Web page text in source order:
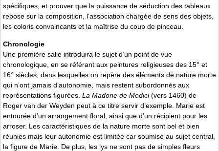
spécifiques, et prouver que la puissance de séduction des tableaux
repose sur la composition, l’association chargée de sens des objets,
les coloris convaincants et la maîtrise du coup de pinceau.
Chronologie
Une première salle introduira le sujet d’un point de vue
chronologique, en se référant aux peintures religieuses des 15° et
16° siècles, dans lesquelles on repère des éléments de nature morte
qui n’ont jamais d’autonomie, mais restent subordonnés aux
représentations figurées. La Madone de Medici(vers 1460) de
Roger van der Weyden peut à ce titre servir d’exemple. Marie est
entourée d’un arrangement floral, ainsi que d’un récipient pour les
arroser. Les caractéristiques de la nature morte sont bel et bien
réunies mais leur autonomie est limitée car soumise au sujet central,
la figure de Marie. De plus, les lys ne sont pas de simples fleurs